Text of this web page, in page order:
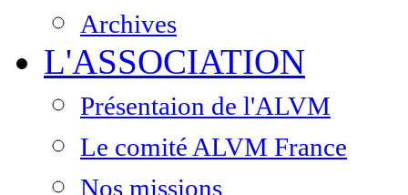
Archives
L'ASSOCIATION
Présentaion de l'ALVM
Le comité ALVM France
Nos missions